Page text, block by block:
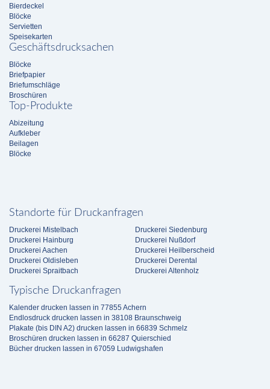
Bierdeckel
Blöcke
Servietten
Speisekarten
Geschäftsdrucksachen
Blöcke
Briefpapier
Briefumschläge
Broschüren
Top-Produkte
Abizeitung
Aufkleber
Beilagen
Blöcke
Standorte für Druckanfragen
Druckerei Mistelbach
Druckerei Hainburg
Druckerei Aachen
Druckerei Oldisleben
Druckerei Spraitbach
Druckerei Siedenburg
Druckerei Nußdorf
Druckerei Heilberscheid
Druckerei Derental
Druckerei Altenholz
Typische Druckanfragen
Kalender drucken lassen in 77855 Achern
Endlosdruck drucken lassen in 38108 Braunschweig
Plakate (bis DIN A2) drucken lassen in 66839 Schmelz
Broschüren drucken lassen in 66287 Quierschied
Bücher drucken lassen in 67059 Ludwigshafen